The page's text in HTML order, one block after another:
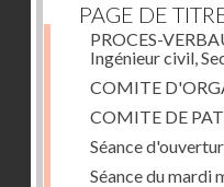
PAGE DE
PROCES-
Ingénieur civil,
COMITE
COMITE DE
Séance
Séance du mardi